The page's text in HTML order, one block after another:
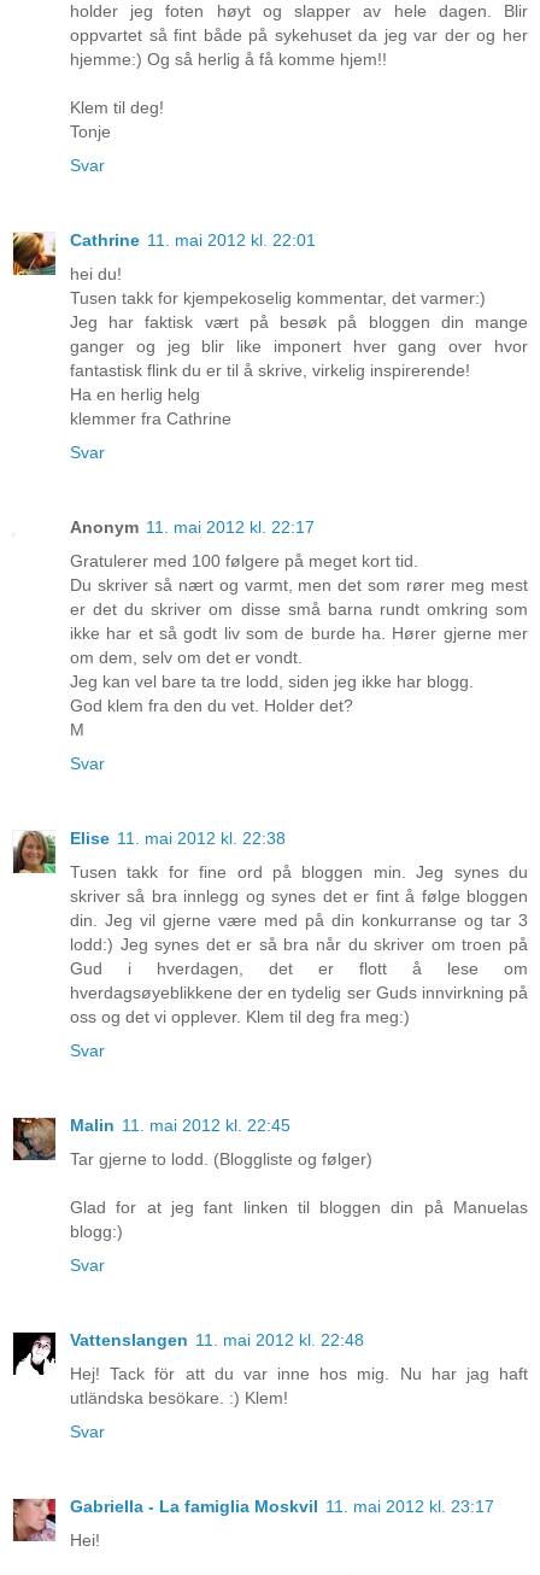
holder jeg foten høyt og slapper av hele dagen. Blir
oppvartet så fint både på sykehuset da jeg var der og her
hjemme:) Og så herlig å få komme hjem!!
Klem til deg!
Tonje
Svar
Cathrine 11. mai 2012 kl. 22:01
hei du!
Tusen takk for kjempekoselig kommentar, det varmer:)
Jeg har faktisk vært på besøk på bloggen din mange
ganger og jeg blir like imponert hver gang over hvor
fantastisk flink du er til å skrive, virkelig inspirerende!
Ha en herlig helg
klemmer fra Cathrine
Svar
Anonym 11. mai 2012 kl. 22:17
Gratulerer med 100 følgere på meget kort tid.
Du skriver så nært og varmt, men det som rører meg mest
er det du skriver om disse små barna rundt omkring som
ikke har et så godt liv som de burde ha. Hører gjerne mer
om dem, selv om det er vondt.
Jeg kan vel bare ta tre lodd, siden jeg ikke har blogg.
God klem fra den du vet. Holder det?
M
Svar
Elise 11. mai 2012 kl. 22:38
Tusen takk for fine ord på bloggen min. Jeg synes du
skriver så bra innlegg og synes det er fint å følge bloggen
din. Jeg vil gjerne være med på din konkurranse og tar 3
lodd:) Jeg synes det er så bra når du skriver om troen på
Gud i hverdagen, det er flott å lese om
hverdagsøyeblikkene der en tydelig ser Guds innvirkning på
oss og det vi opplever. Klem til deg fra meg:)
Svar
Malin 11. mai 2012 kl. 22:45
Tar gjerne to lodd. (Bloggliste og følger)
Glad for at jeg fant linken til bloggen din på Manuelas
blogg:)
Svar
Vattenslangen 11. mai 2012 kl. 22:48
Hej! Tack för att du var inne hos mig. Nu har jag haft
utländska besökare. :) Klem!
Svar
Gabriella - La famiglia Moskvil 11. mai 2012 kl. 23:17
Hei!